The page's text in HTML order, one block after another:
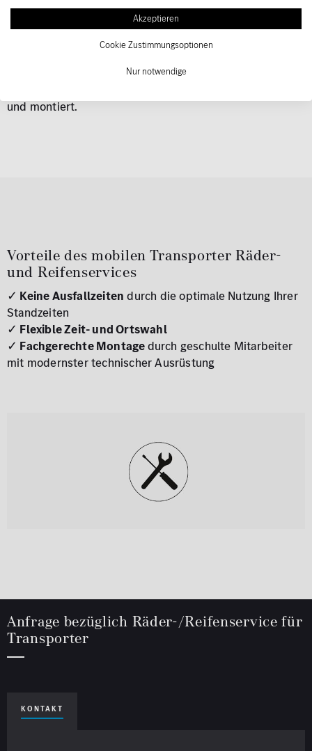
dieStandzeitenIhrer Fahrzeugeoptimal nutzen.
Natürlich bieten wir Ihnen auch unseren Hol- und
Mitarbeiter abgeholt, die gewünschte Dienstleistung
und montiert.
Vorteile des mobilen Transporter Räder-
und Reifenservices
✓ Keine Ausfallzeiten durch die optimale Nutzung Ihrer
Standzeiten
✓ Flexible Zeit- und Ortswahl
✓ Fachgerechte Montagedurch geschulte Mitarbeiter
mit modernster technischer Ausrüstung
Anfrage bezüglich Räder-/Reifenservice für
Transporter
KONTAKT
Akzeptieren
Cookie Zustimmungsoptionen
Nur notwendige